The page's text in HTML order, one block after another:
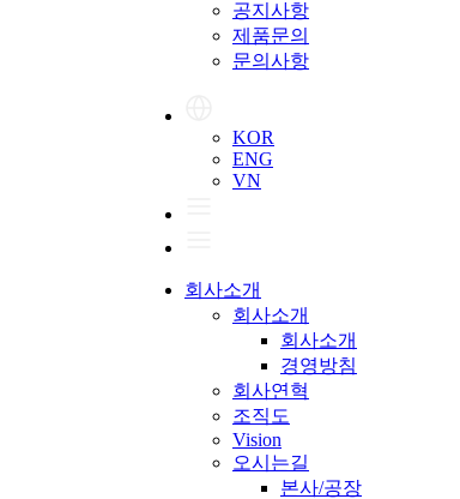
공지사항
제품문의
문의사항
KOR
ENG
VN
회사소개
회사소개
회사소개
경영방침
회사연혁
조직도
Vision
오시는길
본사/공장